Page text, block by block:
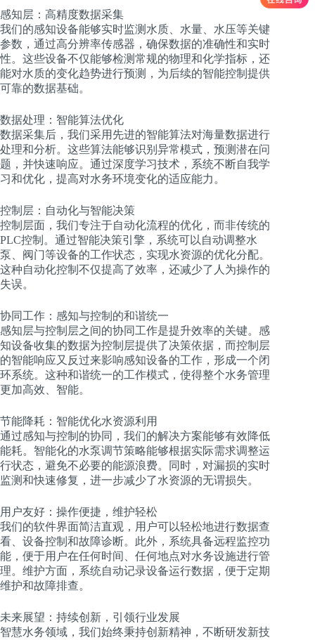
感知层：高精度数据采集
我们的感知设备能够实时监测水质、水量、水压等关键
参数，通过高分辨率传感器，确保数据的准确性和实时
性。这些设备不仅能够检测常规的物理和化学指标，还
能对水质的变化趋势进行预测，为后续的智能控制提供
可靠的数据基础。
数据处理：智能算法优化
数据采集后，我们采用先进的智能算法对海量数据进行
处理和分析。这些算法能够识别异常模式，预测潜在问
题，并快速响应。通过深度学习技术，系统不断自我学
习和优化，提高对水务环境变化的适应能力。
控制层：自动化与智能决策
控制层面，我们专注于自动化流程的优化，而非传统的
PLC控制。通过智能决策引擎，系统可以自动调整水
泵、阀门等设备的工作状态，实现水资源的优化分配。
这种自动化控制不仅提高了效率，还减少了人为操作的
失误。
协同工作：感知与控制的和谐统一
感知层与控制层之间的协同工作是提升效率的关键。感
知设备收集的数据为控制层提供了决策依据，而控制层
的智能响应又反过来影响感知设备的工作，形成一个闭
环系统。这种和谐统一的工作模式，使得整个水务管理
更加高效、智能。
节能降耗：智能优化水资源利用
通过感知与控制的协同，我们的解决方案能够有效降低
能耗。智能化的水泵调节策略能够根据实际需求调整运
行状态，避免不必要的能源浪费。同时，对漏损的实时
监测和快速修复，进一步减少了水资源的无谓损失。
用户友好：操作便捷，维护轻松
我们的软件界面简洁直观，用户可以轻松地进行数据查
看、设备控制和故障诊断。此外，系统具备远程监控功
能，便于用户在任何时间、任何地点对水务设施进行管
理。维护方面，系统自动记录设备运行数据，便于定期
维护和故障排查。
未来展望：持续创新，引领行业发展
智慧水务领域，我们始终秉持创新精神，不断研发新技